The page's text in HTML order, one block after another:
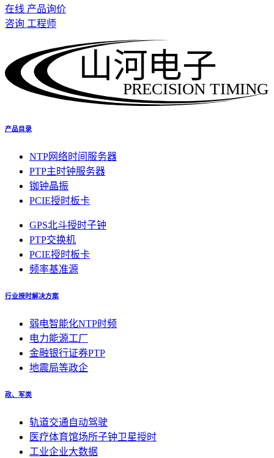
在线 产品询价
咨询 工程师
PRECISION TIMING
山河电子
产品目录
NTP网络时间服务器
PTP主时钟服务器
铷钟晶振
PCIE授时板卡
GPS北斗授时子钟
PTP交换机
PCIE授时板卡
频率基准源
行业授时解决方案
弱电智能化NTP时频
电力能源工厂
金融银行证券PTP
地震局等政企
政、军类
轨道交通自动驾驶
医疗体育馆场所子钟卫星授时
工业企业大数据